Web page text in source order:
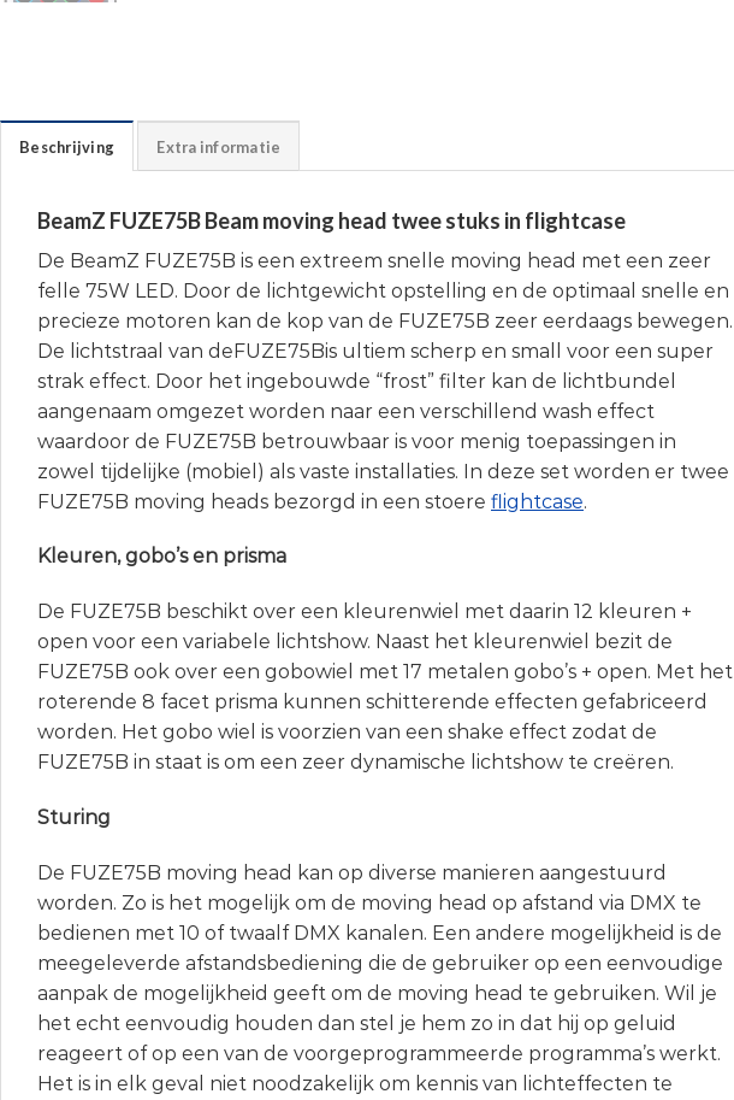
Beschrijving Extra informatie
BeamZ FUZE75B Beam moving head twee stuks in flightcase
De BeamZ FUZE75B is een extreem snelle moving head met een zeer
felle 75W LED. Door de lichtgewicht opstelling en de optimaal snelle en
precieze motoren kan de kop van de FUZE75B zeer eerdaags bewegen.
De lichtstraal van deFUZE75Bis ultiem scherp en small voor een super
strak effect. Door het ingebouwde “frost” filter kan de lichtbundel
aangenaam omgezet worden naar een verschillend wash effect
waardoor de FUZE75B betrouwbaar is voor menig toepassingen in
zowel tijdelijke (mobiel) als vaste installaties. In deze set worden er twee
FUZE75B moving heads bezorgd in een stoere flightcase.
Kleuren, gobo’s en prisma
De FUZE75B beschikt over een kleurenwiel met daarin 12 kleuren +
open voor een variabele lichtshow. Naast het kleurenwiel bezit de
FUZE75B ook over een gobowiel met 17 metalen gobo’s + open. Met het
roterende 8 facet prisma kunnen schitterende effecten gefabriceerd
worden. Het gobo wiel is voorzien van een shake effect zodat de
FUZE75B in staat is om een zeer dynamische lichtshow te creëren.
Sturing
De FUZE75B moving head kan op diverse manieren aangestuurd
worden. Zo is het mogelijk om de moving head op afstand via DMX te
bedienen met 10 of twaalf DMX kanalen. Een andere mogelijkheid is de
meegeleverde afstandsbediening die de gebruiker op een eenvoudige
aanpak de mogelijkheid geeft om de moving head te gebruiken. Wil je
het echt eenvoudig houden dan stel je hem zo in dat hij op geluid
reageert of op een van de voorgeprogrammeerde programma’s werkt.
Het is in elk geval niet noodzakelijk om kennis van lichteffecten te